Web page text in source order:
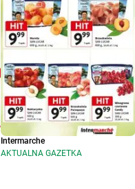
Intermarche
AKTUALNA GAZETKA